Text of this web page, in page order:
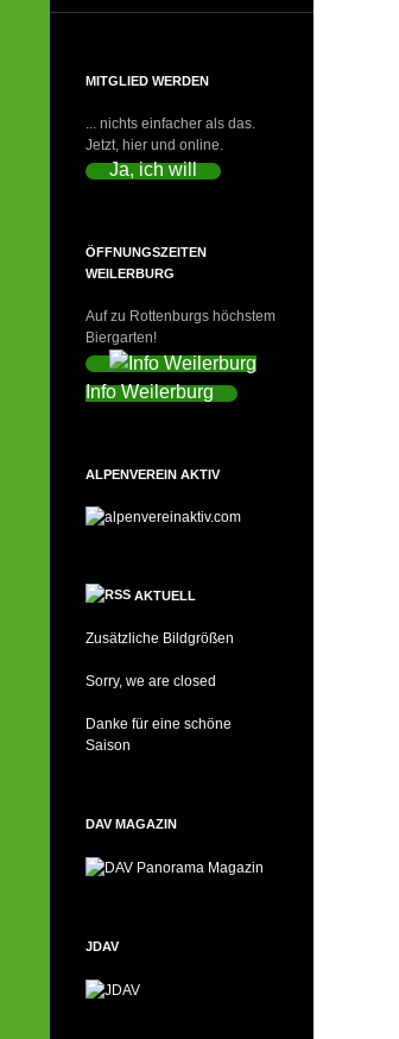
MITGLIED WERDEN
... nichts einfacher als das.
Jetzt, hier und online.
Ja, ich will
ÖFFNUNGSZEITEN
WEILERBURG
Auf zu Rottenburgs höchstem
Biergarten!
Info Weilerburg
ALPENVEREIN AKTIV
AKTUELL
Zusätzliche Bildgrößen
Sorry, we are closed
Danke für eine schöne
Saison
DAV MAGAZIN
JDAV